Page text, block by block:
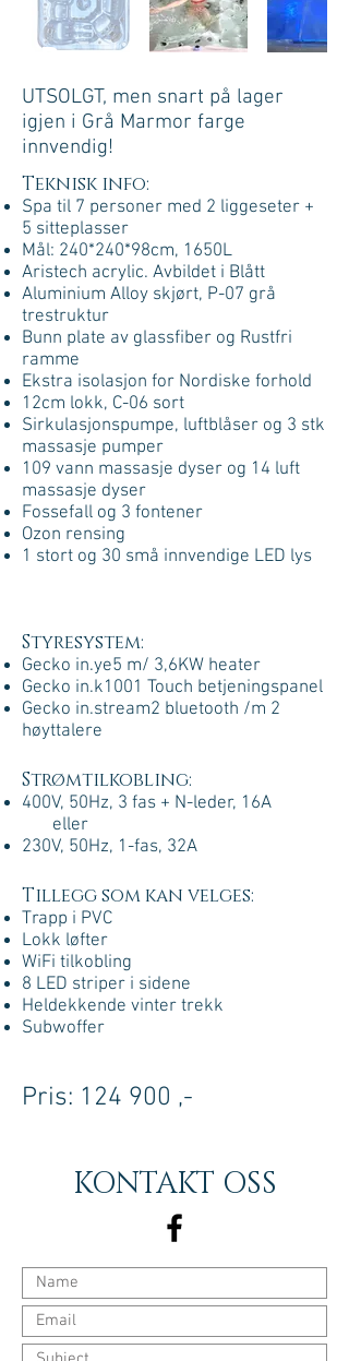
3D
UTSOLGT, men snart på lager
igjen i Grå Marmor farge
innvendig!
Teknisk info:
Spa til 7 personer med 2 liggeseter +
5 sitteplasser
Mål: 240*240*98cm, 1650L
Aristech acrylic. Avbildet i Blått
Aluminium Alloy skjørt, P-07 grå
trestruktur
Bunn plate av glassfiber og Rustfri
ramme
Ekstra isolasjon for Nordiske forhold
12cm lokk, C-06 sort
Sirkulasjonspumpe, luftblåser og 3 stk
massasje pumper
109 vann massasje dyser og 14 luft
massasje dyser
Fossefall og 3 fontener
Ozon rensing
1 stort og 30 små innvendige LED lys
Styresystem:
Gecko in.ye5 m/ 3,6KW heater
Gecko in.k1001 Touch betjeningspanel
Gecko in.stream2 bluetooth /m 2
høyttalere
Strømtilkobling:
400V, 50Hz, 3 fas + N-leder, 16A
eller
230V, 50Hz, 1-fas, 32A
Tillegg som kan velges:
Trapp i PVC
Lokk løfter
WiFi tilkobling
8 LED striper i sidene
Heldekkende vinter trekk
Subwoffer
Pris: 124 900 ,-
KONTAKT OSS